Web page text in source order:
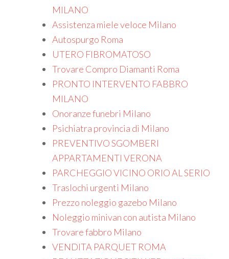
MILANO
Assistenza miele veloce Milano
Autospurgo Roma
UTERO FIBROMATOSO
Trovare Compro Diamanti Roma
PRONTO INTERVENTO FABBRO
MILANO
Onoranze funebri Milano
Psichiatra provincia di Milano
PREVENTIVO SGOMBERI
APPARTAMENTI VERONA
PARCHEGGIO VICINO ORIO AL SERIO
Traslochi urgenti Milano
Prezzo noleggio gazebo Milano
Noleggio minivan con autista Milano
Trovare fabbro Milano
VENDITA PARQUET ROMA